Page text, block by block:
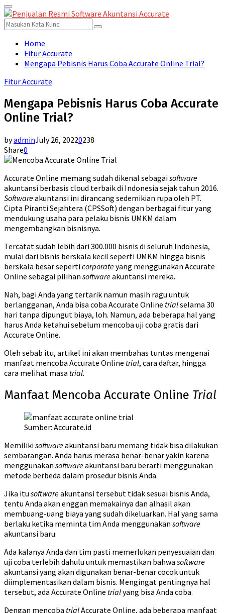
for:
Primary
Menu
Search
for:
Search
Home
Fitur Accurate
Mengapa Pebisnis Harus Coba Accurate Online Trial?
Fitur Accurate
Mengapa Pebisnis Harus Coba Accurate
Online Trial?
byadminJuly 26, 20220238
Share0
Accurate Online memang sudah dikenal sebagaisoftware
akuntansi berbasis cloud terbaik di Indonesia sejak tahun 2016.
Softwareakuntansi ini dirancang sedemikian rupa oleh PT.
Cipta Piranti Sejahtera (CPSSoft) dengan berbagai fitur yang
mendukung usaha para pelaku bisnis UMKM dalam
mengembangkan bisnisnya.
Tercatat sudah lebih dari 300.000 bisnis di seluruh Indonesia,
mulai dari bisnis berskala kecil seperti UMKM hingga bisnis
berskala besar seperticorporateyang menggunakan Accurate
Online sebagai pilihan softwareakuntansi mereka.
Nah, bagi Anda yang tertarik namun masih ragu untuk
berlangganan, Anda bisa coba Accurate Online trialselama 30
hari tanpa dipungut biaya, loh. Namun, ada beberapa hal yang
harus Anda ketahui sebelum mencoba uji coba gratis dari
Accurate Online.
Oleh sebab itu, artikel ini akan membahas tuntas mengenai
manfaat mencoba Accurate Online trial, cara daftar, hingga
cara melihat masa trial.
Manfaat Mencoba Accurate Online Trial
Sumber: Accurate.id
Memilikisoftwareakuntansi baru memang tidak bisa dilakukan
sembarangan. Anda harus merasa benar-benar yakin karena
menggunakan softwareakuntansi baru berarti menggunakan
metode berbeda dalam prosedur bisnis Anda.
Jika itu softwareakuntansi tersebut tidak sesuai bisnis Anda,
tentu Anda akan enggan memakainya dan alhasil akan
membuang-uang biaya yang sudah dikeluarkan. Hal yang sama
berlaku ketika meminta tim Anda menggunakan software
akuntansi baru.
Ada kalanya Anda dan tim pasti memerlukan penyesuaian dan
uji coba terlebih dahulu untuk memastikan bahwa software
akuntansi yang akan digunakan benar-benar cocok untuk
diimplementasikan dalam bisnis. Mengingat pentingnya hal
tersebut, ada Accurate Online trialyang bisa Anda coba.
Dengan mencoba trialAccurate Online, ada beberapa manfaat